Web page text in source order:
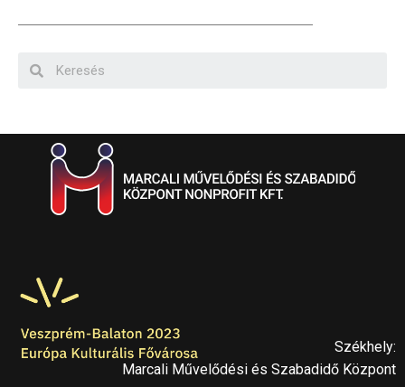
Székhely:
Marcali Művelődési és Szabadidő Központ